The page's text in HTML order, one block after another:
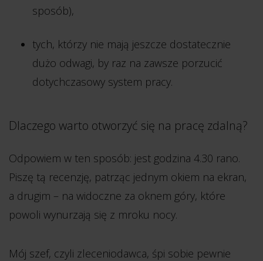
sposób),
tych, którzy nie mają jeszcze dostatecznie
dużo odwagi, by raz na zawsze porzucić
dotychczasowy system pracy.
Dlaczego warto otworzyć się na pracę zdalną?
Odpowiem w ten sposób: jest godzina 4.30 rano.
Piszę tą recenzję, patrząc jednym okiem na ekran,
a drugim – na widoczne za oknem góry, które
powoli wynurzają się z mroku nocy.
Mój szef, czyli zleceniodawca, śpi sobie pewnie